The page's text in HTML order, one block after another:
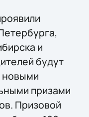
и
будут
новыми
призами
Призовой